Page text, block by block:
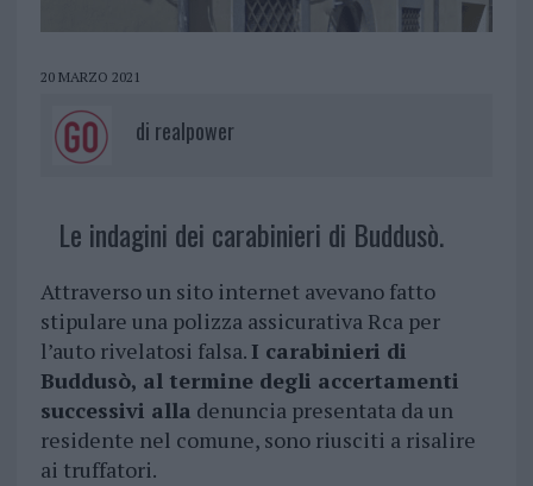
20 MARZO 2021
di realpower
Le indagini dei carabinieri di Buddusò.
Attraverso un sito internet avevano fatto
stipulare una polizza assicurativa Rca per
l’auto rivelatosi falsa. I carabinieri di
Buddusò, al termine degli accertamenti
successivi alla denuncia presentata da un
residente nel comune, sono riusciti a risalire
ai truffatori.